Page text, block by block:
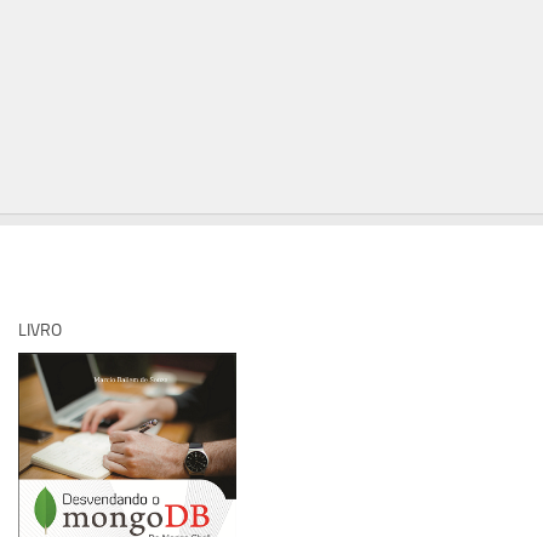
LIVRO